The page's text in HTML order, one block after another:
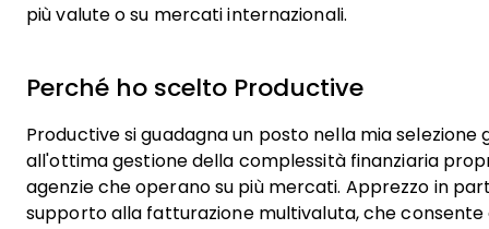
più valute o su mercati internazionali.
Perché ho scelto Productive
Productive si guadagna un posto nella mia selezione
all'ottima gestione della complessità finanziaria
agenzie che operano su più mercati. Apprezzo in
supporto alla fatturazione multivaluta, che consente